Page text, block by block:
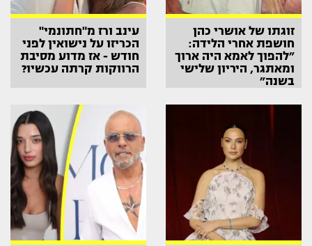
זוגתו של אושרי כהן
חושפת אחרי הלידה:
״להפוך לאמא היה ארוך
ומאתגר, היריון שלישי
בשנה״
עינב ורז מ"חתונמי"
הכריזו על נישואין לפני
חודש - אז מדוע מסיבת
הרווקות קרתה עכשיו?